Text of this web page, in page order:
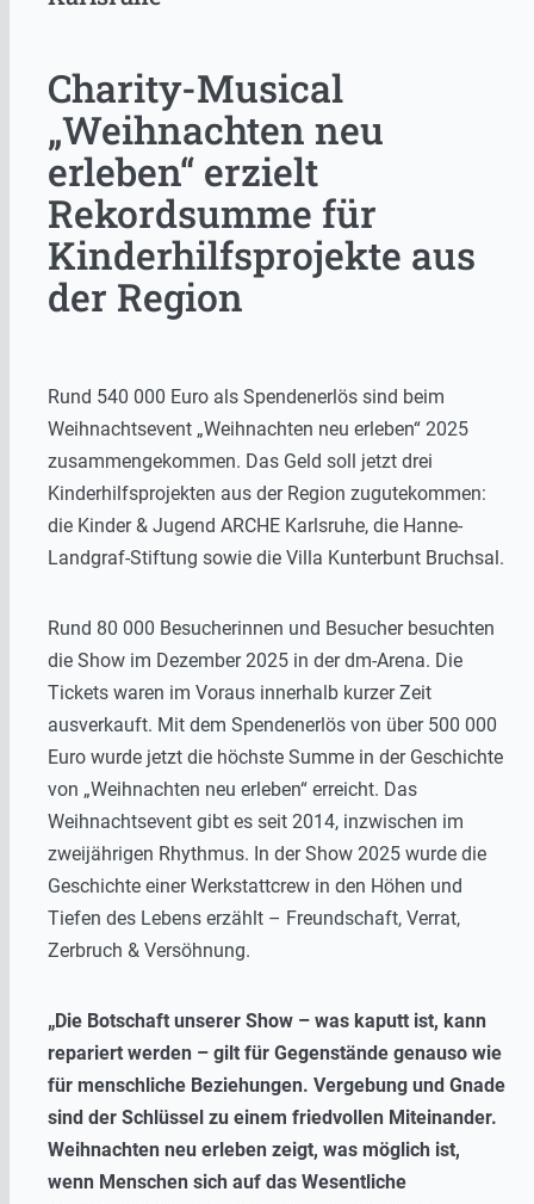
Charity-Musical
„Weihnachten neu
erleben“ erzielt
Rekordsumme für
Kinderhilfsprojekte aus
der Region
Rund 540 000 Euro als Spendenerlös sind beim
Weihnachtsevent „Weihnachten neu erleben“ 2025
zusammengekommen. Das Geld soll jetzt drei
Kinderhilfsprojekten aus der Region zugutekommen:
die Kinder & Jugend ARCHE Karlsruhe, die Hanne-
Landgraf-Stiftung sowie die Villa Kunterbunt Bruchsal.
Rund 80 000 Besucherinnen und Besucher besuchten
die Show im Dezember 2025 in der dm-Arena. Die
Tickets waren im Voraus innerhalb kurzer Zeit
ausverkauft. Mit dem Spendenerlös von über 500 000
Euro wurde jetzt die höchste Summe in der Geschichte
von „Weihnachten neu erleben“ erreicht. Das
Weihnachtsevent gibt es seit 2014, inzwischen im
zweijährigen Rhythmus. In der Show 2025 wurde die
Geschichte einer Werkstattcrew in den Höhen und
Tiefen des Lebens erzählt – Freundschaft, Verrat,
Zerbruch & Versöhnung.
„Die Botschaft unserer Show – was kaputt ist, kann
repariert werden – gilt für Gegenstände genauso wie
für menschliche Beziehungen. Vergebung und Gnade
sind der Schlüssel zu einem friedvollen Miteinander.
Weihnachten neu erleben zeigt, was möglich ist,
wenn Menschen sich auf das Wesentliche